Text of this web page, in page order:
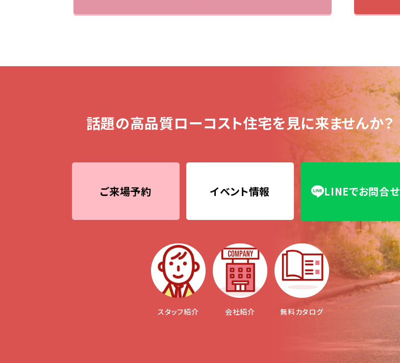
話題の高品質ローコスト住宅を見に来ませんか？
ご来場予約 イベント情報 LINEでお問合せ
スタッフ紹介 会社紹介 無料カタログ